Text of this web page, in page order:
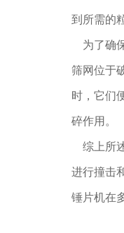
到所需的
为了确
筛网位于
时，它们
碎作用。
综上所
进行撞击
锤片机在